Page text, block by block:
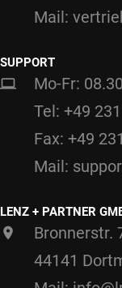
Mail:
SUPPORT
Mo-Fr:
Tel: +49
Fax: +49
Mail:
LENZ + PARTNER
Bronnerstr.
44141